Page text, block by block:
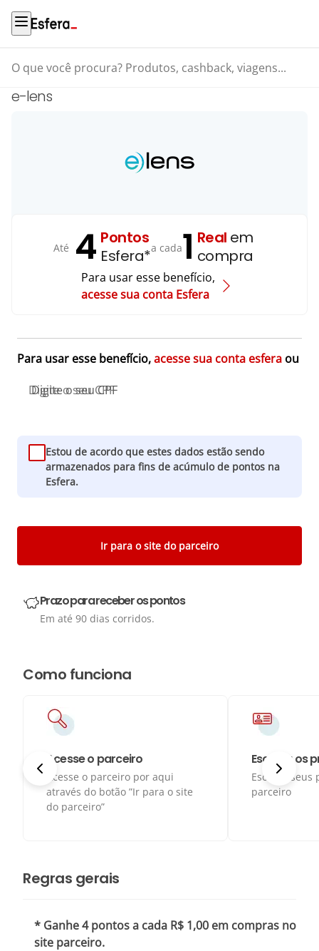
O que você procura? Produtos, cashback, viagens...
e-lens
Até 4 Pontos
Esfera*a cada1 Real em
compra
Para usar esse benefício,
acesse sua conta Esfera
Para usar esse benefício,acesse sua conta esfera ou
Digite o seu CPF
Estou de acordo que estes dados estão sendo
armazenados para fins de acúmulo de pontos na
Esfera.
Ir para o site do parceiro
Prazo para receber os pontos
Em até 90 dias corridos.
Como funciona
Acesse o parceiro
Acesse o parceiro por aqui
através do botão ”Ir para o site
do parceiro”
Escolha os
Escolha seus
parceiro
Regras gerais
* Ganhe 4 pontos a cada R$ 1,00 em compras no
site parceiro.